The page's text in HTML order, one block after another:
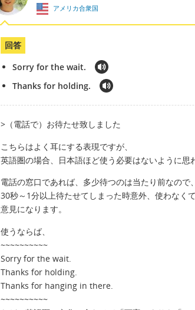
アメリカ合衆国
回答
Sorry for the wait.
Thanks for holding.
>（電話で）お待たせ致しました
こちらはよく耳にする表現ですが、
英語圏の場合、日本語ほど使う必要はないように思
電話の窓口であれば、多少待つのは当たり前なので、
30秒～1分以上待たせてしまった時意外、使わなく
意見になります。
使うならば、
~~~~~~~~~~
Sorry for the wait.
Thanks for holding.
Thanks for hanging in there.
~~~~~~~~~~